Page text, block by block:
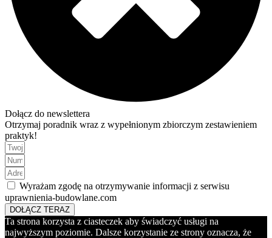
Dołącz do newslettera
Otrzymaj poradnik wraz z wypełnionym zbiorczym zestawieniem
praktyk!
Wyrażam zgodę na otrzymywanie informacji z serwisu
uprawnienia-budowlane.com
DOŁĄCZ TERAZ
Ta strona korzysta z ciasteczek aby świadczyć usługi na
najwyższym poziomie. Dalsze korzystanie ze strony oznacza, że